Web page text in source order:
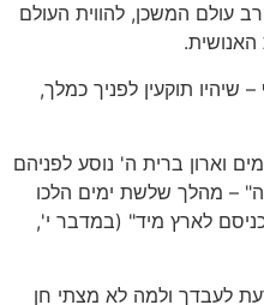
עולם המשכן, להווית העולם
האנושית.
תוקעין לפניך כמלך,
וארון ברית ה' נוסע לפניהם
– מהלך שלשת ימים הלכו
לארץ מיד" (במדבר י',
לעבדך ולמה לא מצתי חן